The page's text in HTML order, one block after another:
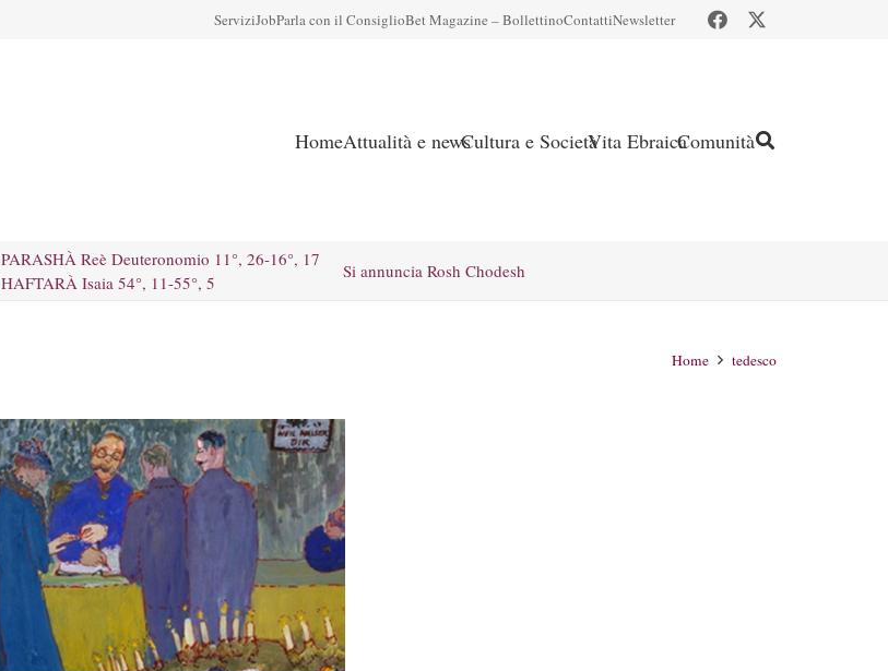
ServiziJobParla con il ConsiglioBet Magazine – BollettinoContattiNewsletter
HomeAttualità e newsCultura e SocietàVita EbraicaComunità
PARASHÀ Reè Deuteronomio 11°, 26-16°, 17
HAFTARÀ Isaia 54°, 11-55°, 5
Si annuncia Rosh Chodesh
Home tedesco